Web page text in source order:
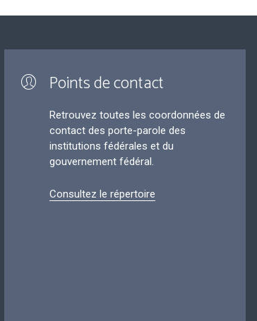
Points de contact
Retrouvez toutes les coordonnées de
contact des porte-parole des
institutions fédérales et du
gouvernement fédéral.
Consultez le répertoire